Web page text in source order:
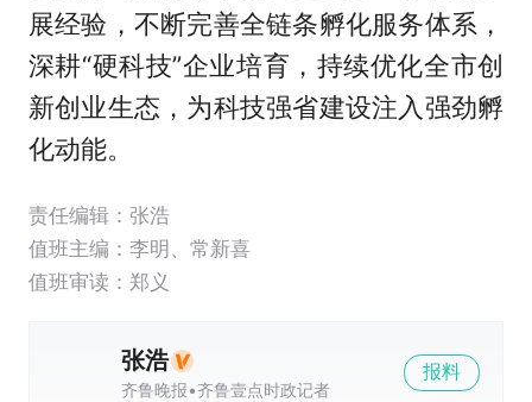
展经验，不断完善全链条孵化服务体系，
深耕“硬科技”企业培育，持续优化全市创
新创业生态，为科技强省建设注入强劲孵
化动能。
责任编辑：张浩
值班主编： 李明
常新喜
值班审读：郑义
张浩
齐鲁晚报•齐鲁壹点时政记者
报料